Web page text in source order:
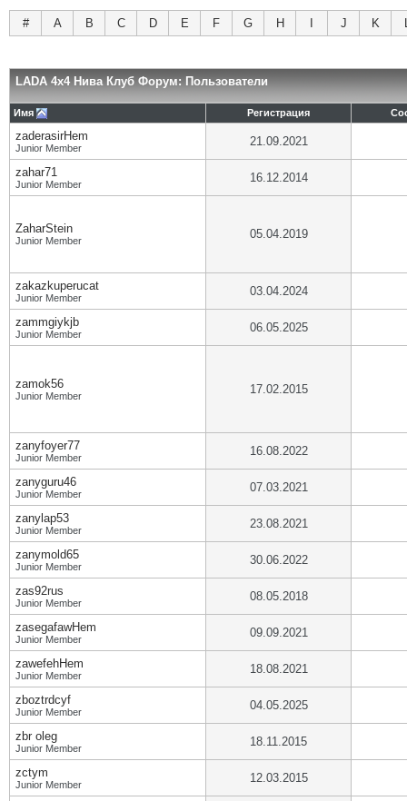
# A B C D E F G H J K
LADA 4x4 Нива Клуб Форум: Пользователи
Имя Регистрация
zaderasirHem
Junior Member 21.09.2021
zahar71
Junior Member 16.12.2014
ZaharStein
Junior Member 05.04.2019
zakazkuperucat
Junior Member 03.04.2024
zammgiykjb
Junior Member 06.05.2025
zamok56
Junior Member 17.02.2015
zanyfoyer77
Junior Member 16.08.2022
zanyguru46
Junior Member 07.03.2021
zanylap53
Junior Member 23.08.2021
zanymold65
Junior Member 30.06.2022
zas92rus
Junior Member 08.05.2018
zasegafawHem
Junior Member 09.09.2021
zawefehHem
Junior Member 18.08.2021
zboztrdcyf
Junior Member 04.05.2025
zbr oleg
Junior Member 18.11.2015
zctym
Junior Member 12.03.2015